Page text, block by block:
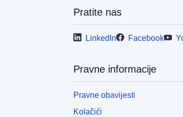
Pratite nas
LinkedIn Facebook
Pravne informacije
Pravne obavijesti
Kolačići